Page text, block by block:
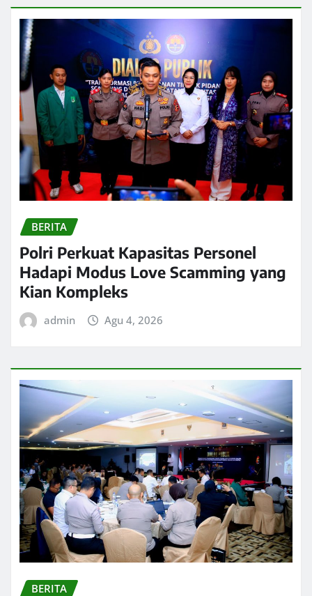
BERITA
Polri Perkuat Kapasitas Personel
Hadapi Modus Love Scamming yang
Kian Kompleks
admin Agu 4, 2026
BERITA